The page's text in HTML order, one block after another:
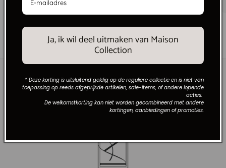
1/van
6
Ja, ik wil deel uitmaken van Maison
Collection
* Deze korting is uitsluitend geldig op de reguliere collectie en is niet van
toepassing op reeds afgeprijsde artikelen, sale-items, of andere lopende
acties.
De welkomstkorting kan niet worden gecombineerd met andere
kortingen, aanbiedingen of promoties.